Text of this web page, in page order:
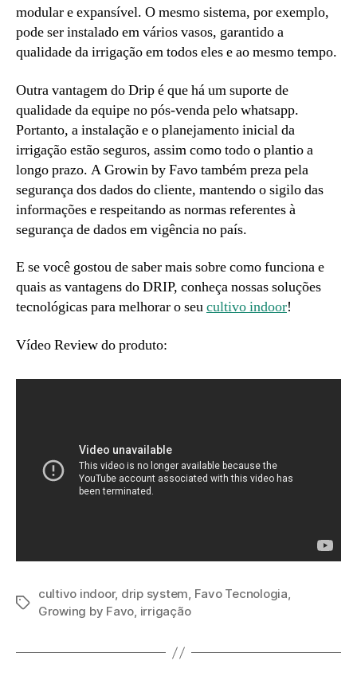
modular e expansível. O mesmo sistema, por exemplo,
pode ser instalado em vários vasos, garantido a
qualidade da irrigação em todos eles e ao mesmo tempo.
Outra vantagem do Drip é que há um suporte de
qualidade da equipe no pós-venda pelo whatsapp.
Portanto, a instalação e o planejamento inicial da
irrigação estão seguros, assim como todo o plantio a
longo prazo. A Growin by Favo também preza pela
segurança dos dados do cliente, mantendo o sigilo das
informações e respeitando as normas referentes à
segurança de dados em vigência no país.
E se você gostou de saber mais sobre como funciona e
quais as vantagens do DRIP, conheça nossas soluções
tecnológicas para melhorar o seucultivo indoor!
Vídeo Review do produto:
cultivo indoor, drip system, Favo Tecnologia,
Growing by Favo, irrigação